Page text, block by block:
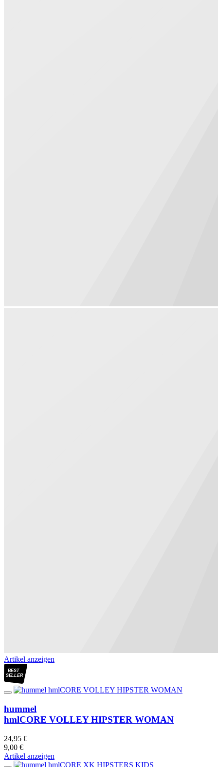
Artikel anzeigen
BEST
SELLER
hummel
hmlCORE VOLLEY HIPSTER WOMAN
24,95 €
9,00 €
Artikel anzeigen